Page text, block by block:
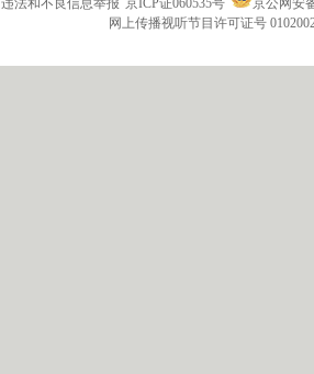
违法和不良信息举报 京ICP证060535号
京公网安
网上传播视听节目许可证号